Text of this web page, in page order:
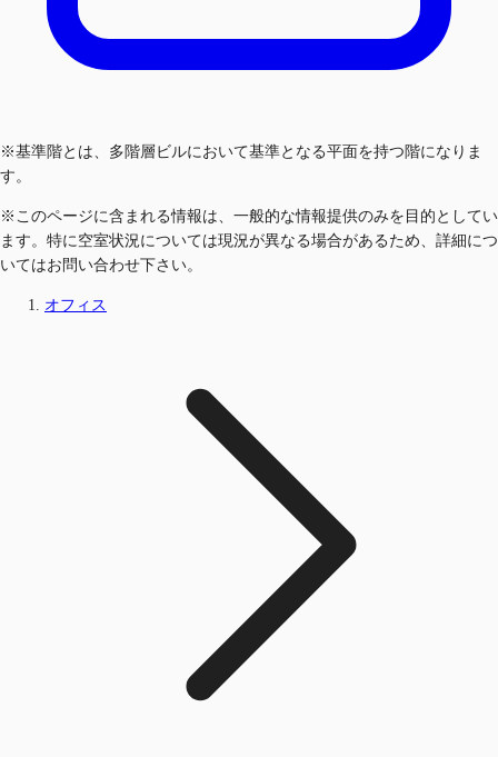
※基準階とは、多階層ビルにおいて基準となる平面を持つ階になりま
す。
※このページに含まれる情報は、一般的な情報提供のみを目的としてい
ます。特に空室状況については現況が異なる場合があるため、詳細につ
いてはお問い合わせ下さい。
オフィス